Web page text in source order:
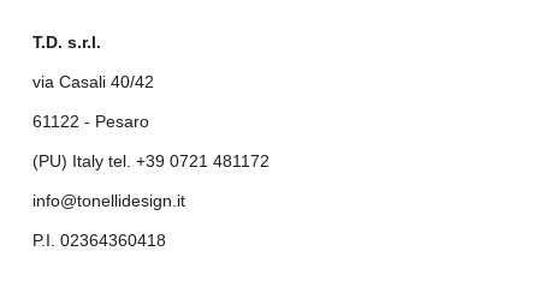
T.D. s.r.l.
via Casali 40/42
61122 - Pesaro
(PU) Italy tel. +39 0721 481172
info@tonellidesign.it
P.I. 02364360418